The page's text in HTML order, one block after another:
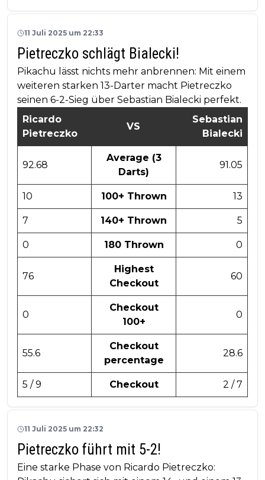
11 Juli 2025 um 22:33
Pietreczko schlägt Bialecki!
Pikachu lässt nichts mehr anbrennen: Mit einem
weiteren starken 13-Darter macht Pietreczko
seinen 6-2-Sieg über Sebastian Bialecki perfekt.
Ricardo
Pietreczko
VS
Sebastian
Bialecki
92.68
Average (3
Darts)
91.05
10 100+ Thrown 13
7 140+ Thrown 5
0 180 Thrown 0
76
Highest
Checkout
60
0
Checkout
100+
0
55.6
Checkout
percentage
28.6
5 / 9 Checkout 2 / 7
11 Juli 2025 um 22:32
Pietreczko führt mit 5-2!
Eine starke Phase von Ricardo Pietreczko: